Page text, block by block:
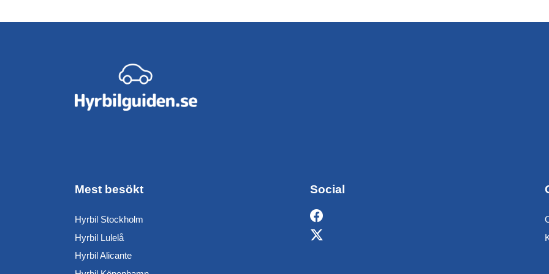
Mest besökt
Hyrbil Stockholm
Hyrbil Lulelå
Hyrbil Alicante
Social